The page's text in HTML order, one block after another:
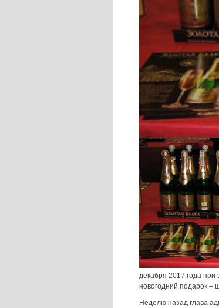
декабря 2017 года
новогодний подарок –
Неделю назад глава